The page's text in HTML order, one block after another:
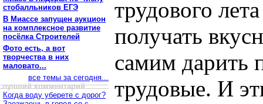
стобалльников ЕГЭ
В Миассе запущен аукцион
на комплексное развитие
посёлка Строителей
Фото есть, а вот
творчества в них
маловато...
все темы за сегодня...
лучший комментарий
Когда воду уберете с дорог?
трудового
получать
самим дарить
трудовые. И